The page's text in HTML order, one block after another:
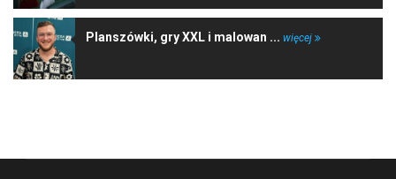
Planszówki, gry XXL i malowan ... więcej